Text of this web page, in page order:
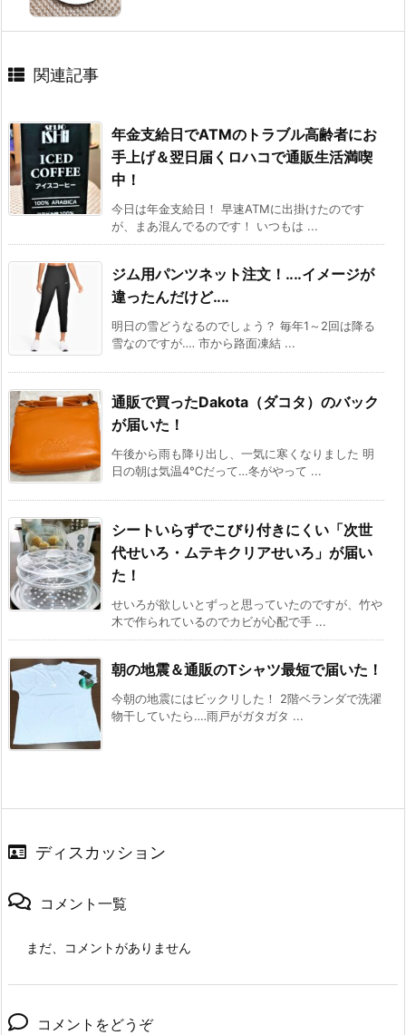
関連記事
年金支給日でATMのトラブル高齢者にお
手上げ＆翌日届くロハコで通販生活満喫
中！
今日は年金支給日！ 早速ATMに出掛けたのです
が、まあ混んでるのです！ いつもは ...
ジム用パンツネット注文！‥‥イメージが
違ったんだけど‥‥
明日の雪どうなるのでしょう？ 毎年1～2回は降る
雪なのですが‥‥ 市から路面凍結 ...
通販で買ったDakota（ダコタ）のバック
が届いた！
午後から雨も降り出し、一気に寒くなりました 明
日の朝は気温4℃だって…冬がやって ...
シートいらずでこびり付きにくい「次世
代せいろ・ムテキクリアせいろ」が届い
た！
せいろが欲しいとずっと思っていたのですが、竹や
木で作られているのでカビが心配で手 ...
朝の地震＆通販のTシャツ最短で届いた！
今朝の地震にはビックリした！ 2階ベランダで洗濯
物干していたら‥‥雨戸がガタガタ ...
ディスカッション
コメント一覧
まだ、コメントがありません
コメントをどうぞ